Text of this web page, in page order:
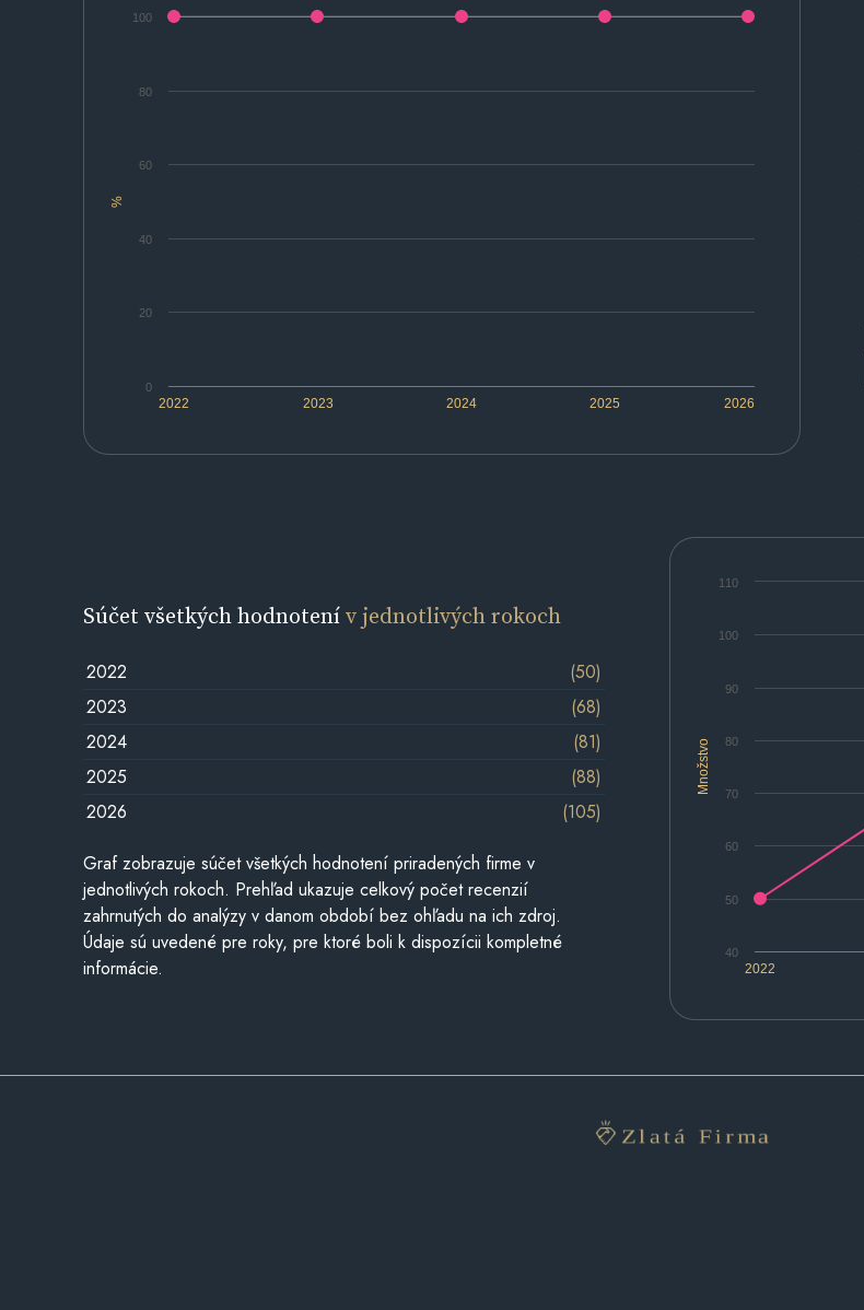
%
2022 2023 2024 2025 2026
0
20
40
60
80
100
Množstvo
2022
40
50
60
70
80
90
100
110
Súčet všetkých hodnotenív jednotlivých rokoch
2022
(50)
2023
(68)
2024
(81)
2025
(88)
2026
(105)
Graf zobrazuje súčet všetkých hodnotení priradených firme v
jednotlivých rokoch. Prehľad ukazuje celkový počet recenzií
zahrnutých do analýzy v danom období bez ohľadu na ich zdroj.
Údaje sú uvedené pre roky, pre ktoré boli k dispozícii kompletné
informácie.